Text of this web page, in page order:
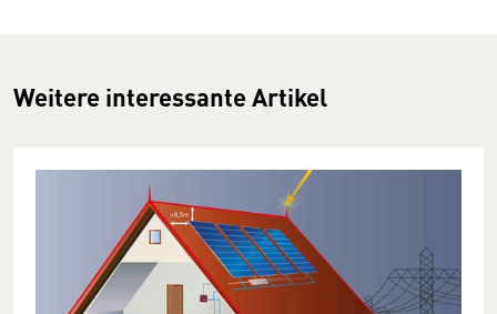
Weitere interessante Artikel